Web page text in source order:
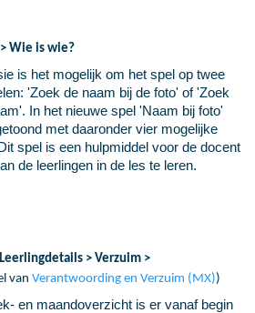
Wie is wie?
is het mogelijk om het spel op twee
'Zoek de naam bij de foto' of 'Zoek
In het nieuwe spel 'Naam bij foto'
met daaronder vier mogelijke
spel is een hulpmiddel voor de docent
de leerlingen in de les te leren.
> Verzuim >
van Verantwoording en Verzuim (MX))
en maandoverzicht is er vanaf begin